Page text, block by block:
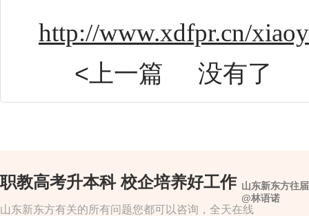
http://www.xdfpr.cn/
<上一篇 没有了
职教高考升本科 校企培养好工作
山东新东方有关的所有问题您都可以咨询，全天在线
山东新东方往
@林语诺